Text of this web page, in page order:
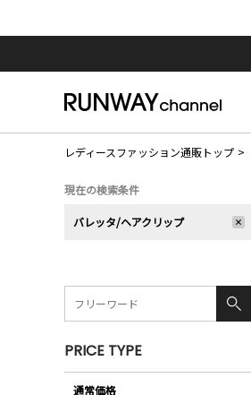
レディースファッション通販トップ
現在の検索条件
バレッタ/ヘアクリップ
PRICE TYPE
通常価格